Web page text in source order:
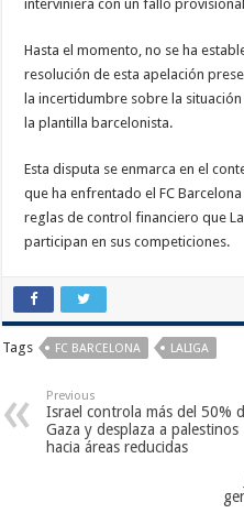
interviniera con un fallo
Hasta el momento, no se ha
resolución de esta apelación
la incertidumbre sobre la
la plantilla barcelonista.
Esta disputa se enmarca en el
que ha enfrentado el FC
reglas de control financiero que
participan en sus competiciones.
Tags FC BARCELONA LALIGA
Previous
Israel controla más del 50%
Gaza y desplaza a palestinos
hacia áreas reducidas